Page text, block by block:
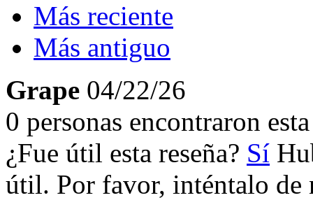
Más reciente
Más antiguo
Grape 04/22/26
0 personas encontraron
¿Fue útil esta reseña? Sí
útil. Por favor, inténtalo de